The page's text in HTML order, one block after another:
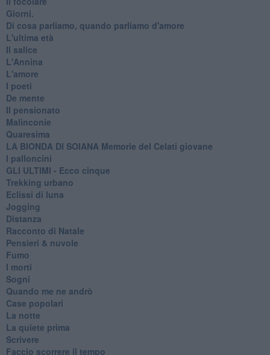
Giorni.
Di cosa parliamo, quando parliamo d'amore
L'ultima età
Il salice
L'Annina
L'amore
I poeti
De mente
Il pensionato
Malinconie
Quaresima
LA BIONDA DI SOIANA Memorie del Celati giovane
I palloncini
GLI ULTIMI - Ecco cinque
Trekking urbano
Eclissi di luna
Jogging
Distanza
Racconto di Natale
Pensieri & nuvole
Fumo
I morti
Sogni
Quando me ne andrò
Case popolari
La notte
La quiete prima
Scrivere
Faccio scorrere il tempo